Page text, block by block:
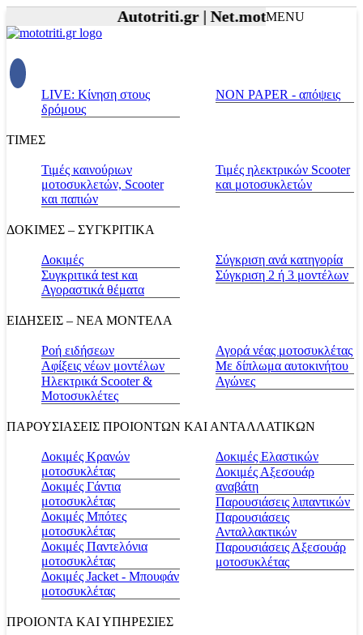
Autotriti.gr |Net.mototriti.gr |
MENU
LIVE: Κίνηση στους
δρόμους
NON PAPER - απόψεις
ΤΙΜΕΣ
Τιμές καινούριων
μοτοσυκλετών, Scooter
και παπιών
Τιμές ηλεκτρικών Scooter
και μοτοσυκλετών
ΔΟΚΙΜΕΣ – ΣΥΓΚΡΙΤΙΚΑ
Δοκιμές
Συγκριτικά test και
Αγοραστικά θέματα
Σύγκριση ανά κατηγορία
Σύγκριση 2 ή 3 μοντέλων
ΕΙΔΗΣΕΙΣ – ΝΕΑ ΜΟΝΤΕΛΑ
Ροή ειδήσεων
Αφίξεις νέων μοντέλων
Ηλεκτρικά Scooter &
Μοτοσυκλέτες
Αγορά νέας μοτοσυκλέτας
Με δίπλωμα αυτοκινήτου
Αγώνες
ΠΑΡΟΥΣΙΑΣΕΙΣ ΠΡΟΙΟΝΤΩΝ ΚΑΙ ΑΝΤΑΛΛΑΤΙΚΩΝ
Δοκιμές Κρανών
μοτοσυκλέτας
Δοκιμές Γάντια
μοτοσυκλέτας
Δοκιμές Μπότες
μοτοσυκλέτας
Δοκιμές Παντελόνια
μοτοσυκλέτας
Δοκιμές Jacket - Μπουφάν
μοτοσυκλέτας
Δοκιμές Ελαστικών
Δοκιμές Αξεσουάρ
αναβάτη
Παρουσιάσεις λιπαντικών
Παρουσιάσεις
Ανταλλακτικών
Παρουσιάσεις Αξεσουάρ
μοτοσυκλέτας
ΠΡΟΙΟΝΤΑ ΚΑΙ ΥΠΗΡΕΣΙΕΣ